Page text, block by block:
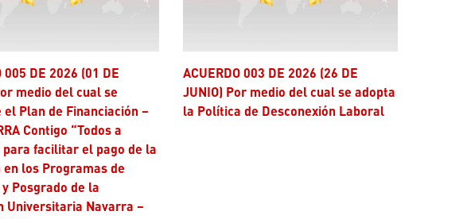
medio del cual se
Plan de Financiación –
Contigo “Todos a
para facilitar el pago de la
los Programas de
Posgrado de la
Universitaria Navarra –
ACUERDO 003 DE 2026 (26 DE
JUNIO) Por medio del cual se adopta
la Política de Desconexión Laboral